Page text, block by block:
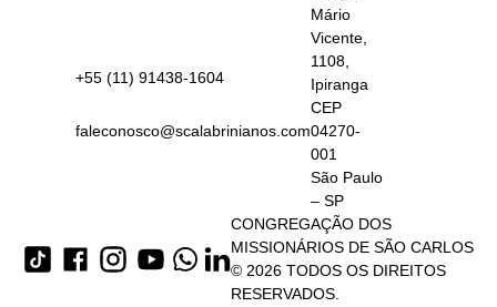
+55 (11) 91438-1604
faleconosco@scalabrinianos.com
Mário
Vicente,
1108,
Ipiranga
CEP
04270-
001
São Paulo
– SP
CONGREGAÇÃO DOS
MISSIONÁRIOS DE SÃO CARLOS
© 2026 TODOS OS DIREITOS
RESERVADOS.